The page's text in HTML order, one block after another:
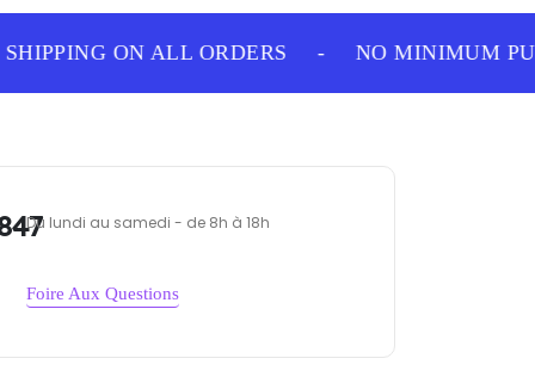
ON ALL ORDERS NO MINIMUM
Du lundi au samedi - de 8h à 18h
Foire Aux Questions